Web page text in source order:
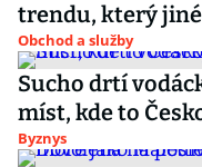
trendu, který
Obchod a služby
Sucho drtí
míst, kde to
Byznys